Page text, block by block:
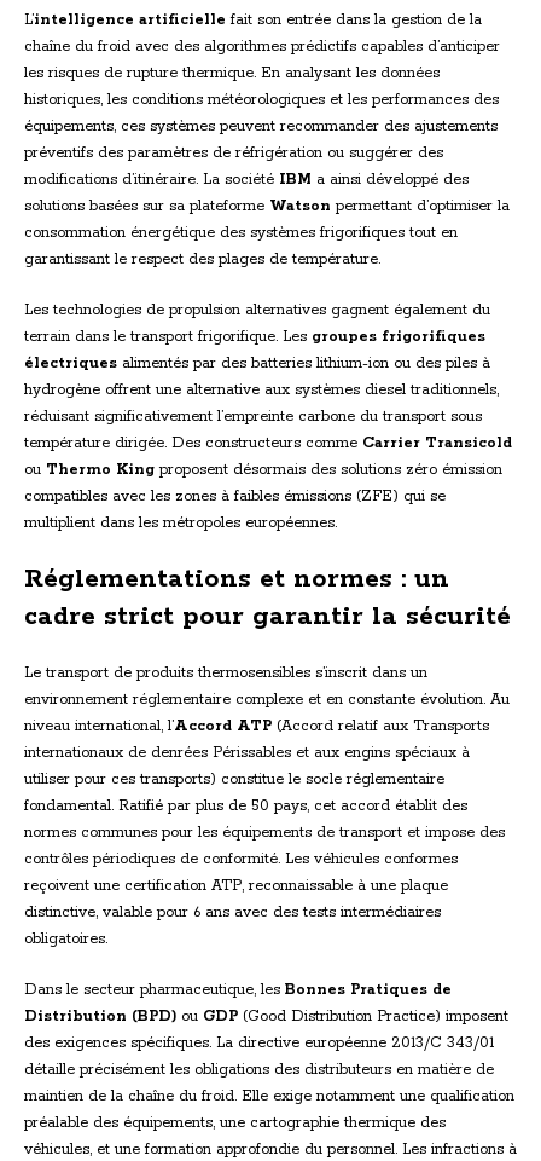
L’intelligence artificielle fait son entrée dans la gestion de la
chaîne du froid avec des algorithmes prédictifs capables d’anticiper
les risques de rupture thermique. En analysant les données
historiques, les conditions météorologiques et les performances des
équipements, ces systèmes peuvent recommander des ajustements
préventifs des paramètres de réfrigération ou suggérer des
modifications d’itinéraire. La société IBM a ainsi développé des
solutions basées sur sa plateforme Watson permettant d’optimiser la
consommation énergétique des systèmes frigorifiques tout en
garantissant le respect des plages de température.
Les technologies de propulsion alternatives gagnent également du
terrain dans le transport frigorifique. Les groupes frigorifiques
électriques alimentés par des batteries lithium-ion ou des piles à
hydrogène offrent une alternative aux systèmes diesel traditionnels,
réduisant significativement l’empreinte carbone du transport sous
température dirigée. Des constructeurs comme Carrier Transicold
ou Thermo King proposent désormais des solutions zéro émission
compatibles avec les zones à faibles émissions (ZFE) qui se
multiplient dans les métropoles européennes.
Réglementations et normes : un
cadre strict pour garantir la sécurité
Le transport de produits thermosensibles s’inscrit dans un
environnement réglementaire complexe et en constante évolution. Au
niveau international, l’Accord ATP (Accord relatif aux Transports
internationaux de denrées Périssables et aux engins spéciaux à
utiliser pour ces transports) constitue le socle réglementaire
fondamental. Ratifié par plus de 50 pays, cet accord établit des
normes communes pour les équipements de transport et impose des
contrôles périodiques de conformité. Les véhicules conformes
reçoivent une certification ATP, reconnaissable à une plaque
distinctive, valable pour 6 ans avec des tests intermédiaires
obligatoires.
Dans le secteur pharmaceutique, les Bonnes Pratiques de
Distribution (BPD) ou GDP (Good Distribution Practice) imposent
des exigences spécifiques. La directive européenne 2013/C 343/01
détaille précisément les obligations des distributeurs en matière de
maintien de la chaîne du froid. Elle exige notamment une qualification
préalable des équipements, une cartographie thermique des
véhicules, et une formation approfondie du personnel. Les infractions à